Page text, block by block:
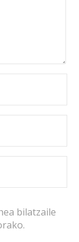
bilatzaile